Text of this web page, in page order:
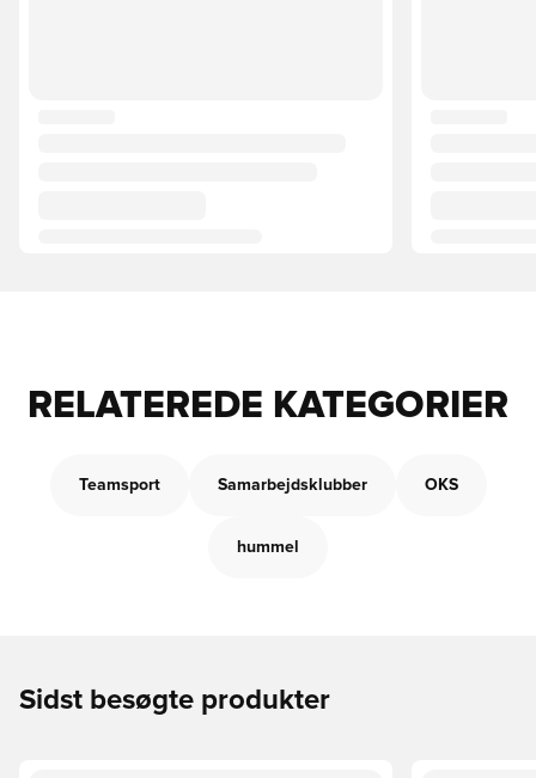
RELATEREDE KATEGORIER
Teamsport Samarbejdsklubber OKS
hummel
Sidst besøgte produkter